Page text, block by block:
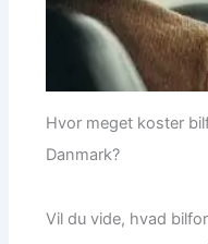
Hvor meget koster
Danmark?
Vil du vide, hvad